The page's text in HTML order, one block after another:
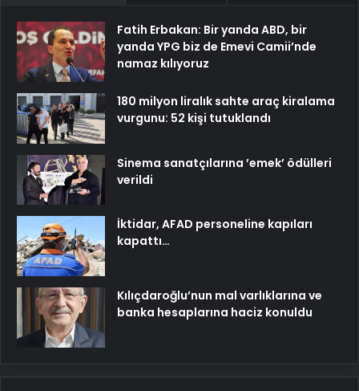
Fatih Erbakan: Bir yanda ABD, bir
yanda YPG biz de Emevi Camii’nde
namaz kılıyoruz
180 milyon liralık sahte araç kiralama
vurgunu: 52 kişi tutuklandı
Sinema sanatçılarına ’emek’ ödülleri
verildi
İktidar, AFAD personeline kapıları
kapattı…
Kılıçdaroğlu’nun mal varlıklarına ve
banka hesaplarına haciz konuldu